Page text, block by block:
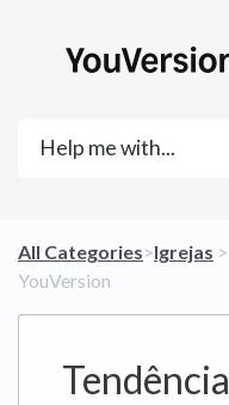
All Categories​>​​Igrejas ​ > ​
YouVersion